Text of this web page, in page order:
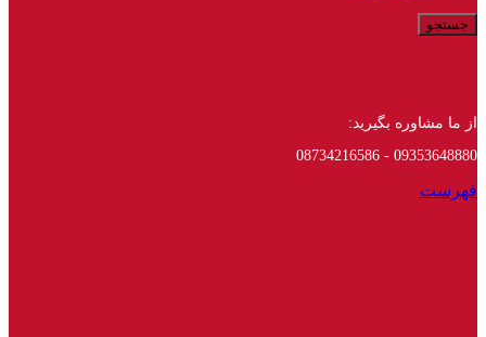
جستجو
از ما مشاوره بگیرید:
09353648880 - 08734216586
فهرست